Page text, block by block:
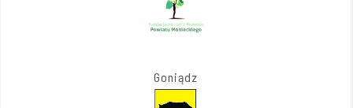
Goniądz